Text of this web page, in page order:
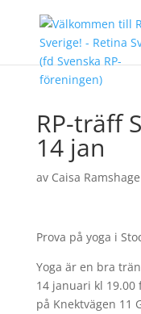
RP-träff
14 jan
av Caisa Ramshage
Prova på yoga i
Yoga är en bra
14 januari kl
på Knektvägen 11